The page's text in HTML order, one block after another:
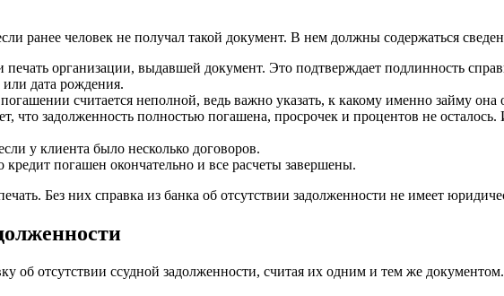
ранее человек не получал такой документ. В нем должны содержаться
организации, выдавшей документ. Это подтверждает подлинность
дата рождения.
считается неполной, ведь важно указать, к какому именно займу она
что задолженность полностью погашена, просрочек и процентов не
у клиента было несколько договоров.
погашен окончательно и все расчеты завершены.
Без них справка из банка об отсутствии задолженности не имеет
об отсутствии ссудной задолженности, считая их одним и тем же